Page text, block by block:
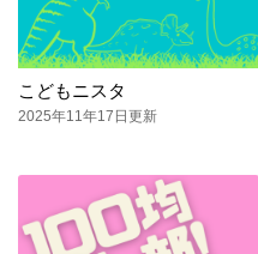
こどもニスタ
2025年11年17日更新